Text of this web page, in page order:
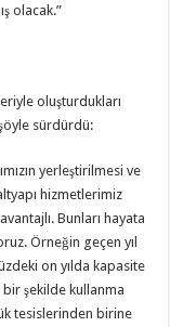
olacak.”
oluşturdukları
sürdürdü:
yerleştirilmesi ve
hizmetlerimiz
Bunları hayata
Örneğin geçen yıl
on yılda kapasite
bir şekilde kullanma
tesislerinden birine